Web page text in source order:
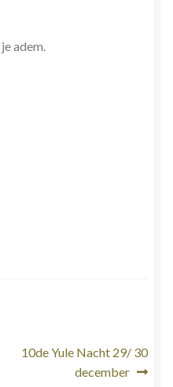
adem.
Volgend
10de Yule Nacht 29/ 30
december